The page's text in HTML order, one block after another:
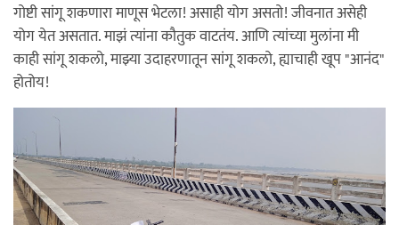
गोष्टी सांगू शकणारा माणूस भेटला! असाही योग असतो! जीवनात असेही
योग येत असतात. माझं त्यांना कौतुक वाटतंय. आणि त्यांच्या मुलांना मी
काही सांगू शकलो, माझ्या उदाहरणातून सांगू शकलो, ह्याचाही खूप "आनंद"
होतोय!